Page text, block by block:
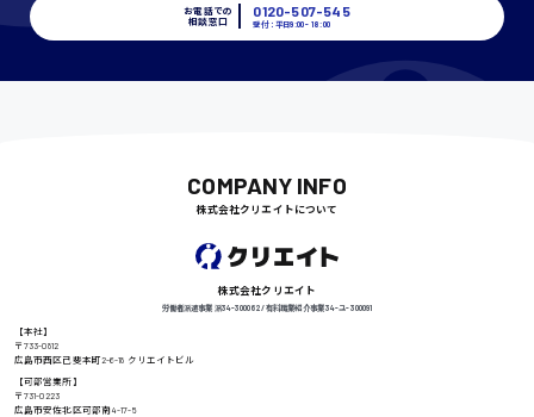
千葉県
高知県
日給8000円〜
お電話での
相談窓口
0120-507-545
受付：平日9:00 - 18:00
COMPANY INFO
株式会社クリエイトについて
株式会社クリエイト
労働者派遣事業 派34-300062 / 有料職業紹介事業 34-ユ-300091
【本社】
〒733-0812
広島市西区己斐本町2-6-18 クリエイトビル
【可部営業所】
〒731-0223
広島市安佐北区可部南4-17-5